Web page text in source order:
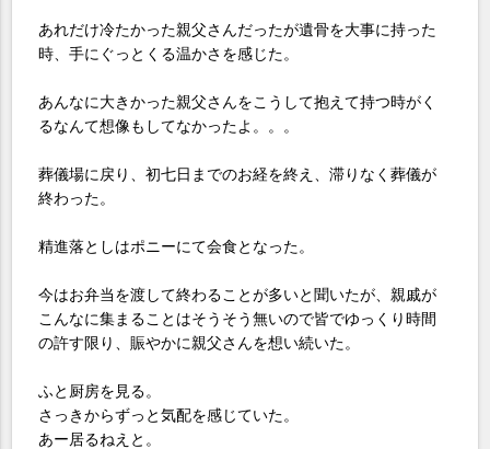
あれだけ冷たかった親父さんだったが遺骨を大事に持った
時、手にぐっとくる温かさを感じた。
あんなに大きかった親父さんをこうして抱えて持つ時がく
るなんて想像もしてなかったよ。。。
葬儀場に戻り、初七日までのお経を終え、滞りなく葬儀が
終わった。
精進落としはポニーにて会食となった。
今はお弁当を渡して終わることが多いと聞いたが、親戚が
こんなに集まることはそうそう無いので皆でゆっくり時間
の許す限り、賑やかに親父さんを想い続いた。
ふと厨房を見る。
さっきからずっと気配を感じていた。
あー居るねえと。